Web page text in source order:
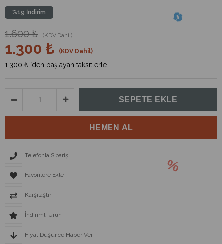
%19 İndirim
1.600 ₺ (KDV Dahil)
1.300 ₺ (KDV Dahil)
1.300 ₺ `den başlayan taksitlerle
Telefonla Sipariş
Favorilere Ekle
Karşılaştır
İndirimli Ürün
Fiyat Düşünce Haber Ver